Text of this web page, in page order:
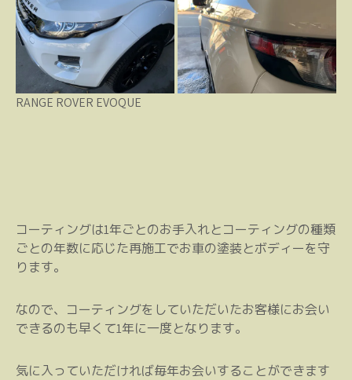
RANGE ROVER EVOQUE
コーティングは1年ごとのお手入れとコーティングの種類
ごとの年数に応じた再施工でお車の塗装とボディーを守
ります。
なので、コーティングをしていただいたお客様にお会い
できるのも早くて1年に一度となります。
気に入っていただければ毎年お会いすることができます